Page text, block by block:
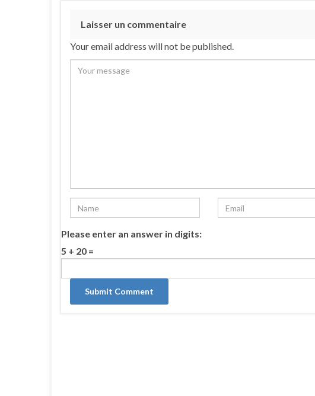
Laisser un commentaire
Your email address will not be published.
Please enter an answer in digits:
5 + 20 =